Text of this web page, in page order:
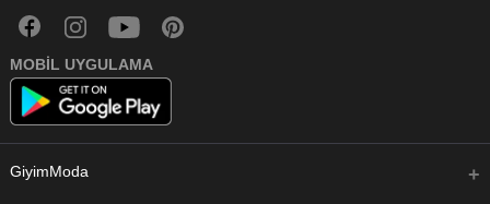
MOBIL UYGULAMA
GiyimModa